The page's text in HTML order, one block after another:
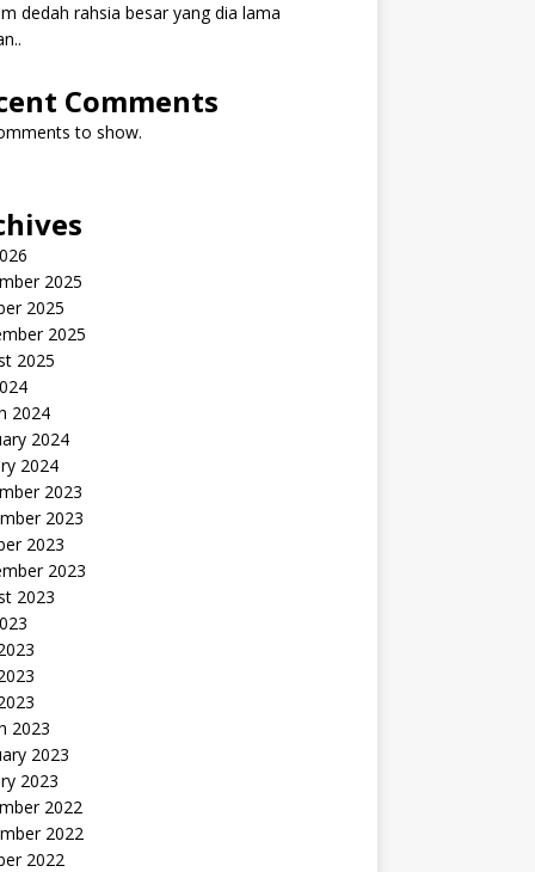
dedah rahsia besar yang dia lama
Comments
to show.
2025
2025
2025
2025
2024
2024
2024
2023
2023
2023
2023
2023
2023
2023
2023
2022
2022
2022